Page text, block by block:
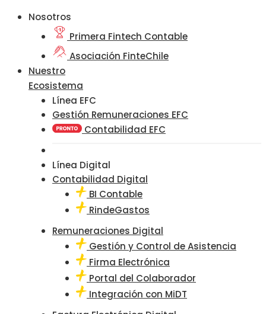
Nosotros
Primera Fintech Contable
Asociación FinteChile
Nuestro
Ecosistema
Línea EFC
Gestión Remuneraciones EFC
Contabilidad EFC
Línea Digital
Contabilidad Digital
BI Contable
RindeGastos
Remuneraciones Digital
Gestión y Control de Asistencia
Firma Electrónica
Portal del Colaborador
Integración con MiDT